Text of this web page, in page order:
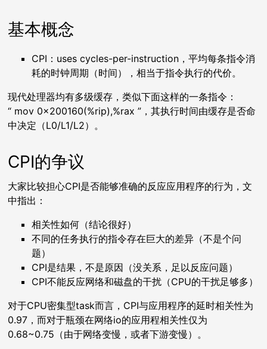
基本概念
CPI：uses cycles-per-instruction，平均每条指令消
耗的时钟周期（时间），相当于指令执行的代价。
现代处理器均有多级缓存，类似下面这样的一条指令：
“ mov 0x200160(%rip),%rax ”，其执行时间由缓存是否命
中决定（L0/L1/L2）。
CPI的争议
大家比较担心CPI是否能够准确的反应应用程序的行为，文
中指出：
相关性如何（结论很好）
不同的任务执行的指令存在巨大的差异（不是个问
题）
CPI是结果，不是原因（没关系，足以反应问题）
CPI不能反应网络和磁盘的干扰（CPU的干扰足够多）
对于CPU密集型task而言，CPI与应用程序的延时相关性为
0.97，而对于瓶颈在网络io的应用程相关性仅为
0.68~0.75（由于网络变慢，或者下游变慢）。